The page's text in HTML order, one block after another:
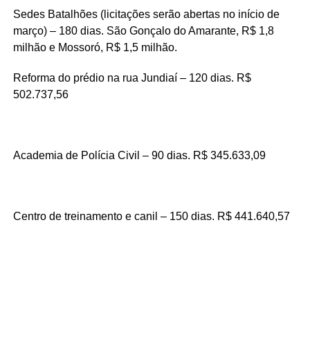
Sedes Batalhões (licitações serão abertas no início de
março) – 180 dias. São Gonçalo do Amarante, R$ 1,8
milhão e Mossoró, R$ 1,5 milhão.
Reforma do prédio na rua Jundiaí – 120 dias. R$
502.737,56
Academia de Polícia Civil – 90 dias. R$ 345.633,09
Centro de treinamento e canil – 150 dias. R$ 441.640,57